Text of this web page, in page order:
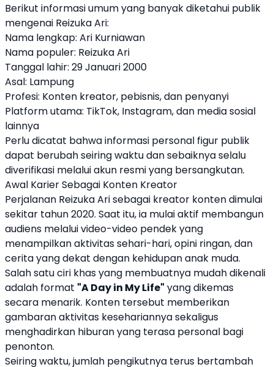
Berikut informasi umum yang banyak diketahui publik
mengenai Reizuka Ari:
Nama lengkap: Ari Kurniawan
Nama populer: Reizuka Ari
Tanggal lahir: 29 Januari 2000
Asal: Lampung
Profesi: Konten kreator, pebisnis, dan penyanyi
Platform utama: TikTok, Instagram, dan media sosial
lainnya
Perlu dicatat bahwa informasi personal figur publik
dapat berubah seiring waktu dan sebaiknya selalu
diverifikasi melalui akun resmi yang bersangkutan.
Awal Karier Sebagai Konten Kreator
Perjalanan Reizuka Ari sebagai kreator konten dimulai
sekitar tahun 2020. Saat itu, ia mulai aktif membangun
audiens melalui video-video pendek yang
menampilkan aktivitas sehari-hari, opini ringan, dan
cerita yang dekat dengan kehidupan anak muda.
Salah satu ciri khas yang membuatnya mudah dikenali
adalah format "A Day in My Life" yang dikemas
secara menarik. Konten tersebut memberikan
gambaran aktivitas kesehariannya sekaligus
menghadirkan hiburan yang terasa personal bagi
penonton.
Seiring waktu, jumlah pengikutnya terus bertambah